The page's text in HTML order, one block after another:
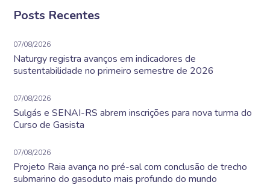
Posts Recentes
07/08/2026
Naturgy registra avanços em indicadores de
sustentabilidade no primeiro semestre de 2026
07/08/2026
Sulgás e SENAI-RS abrem inscrições para nova turma do
Curso de Gasista
07/08/2026
Projeto Raia avança no pré-sal com conclusão de trecho
submarino do gasoduto mais profundo do mundo